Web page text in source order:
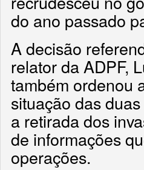
do ano passado
A decisão
relator da ADPF,
também ordenou
situação das
a retirada dos
de informações
operações.